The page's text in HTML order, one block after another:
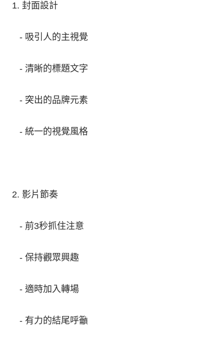
1. 封面設計
- 吸引人的主視覺
- 清晰的標題文字
- 突出的品牌元素
- 統一的視覺風格
2. 影片節奏
- 前3秒抓住注意
- 保持觀眾興趣
- 適時加入轉場
- 有力的結尾呼籲